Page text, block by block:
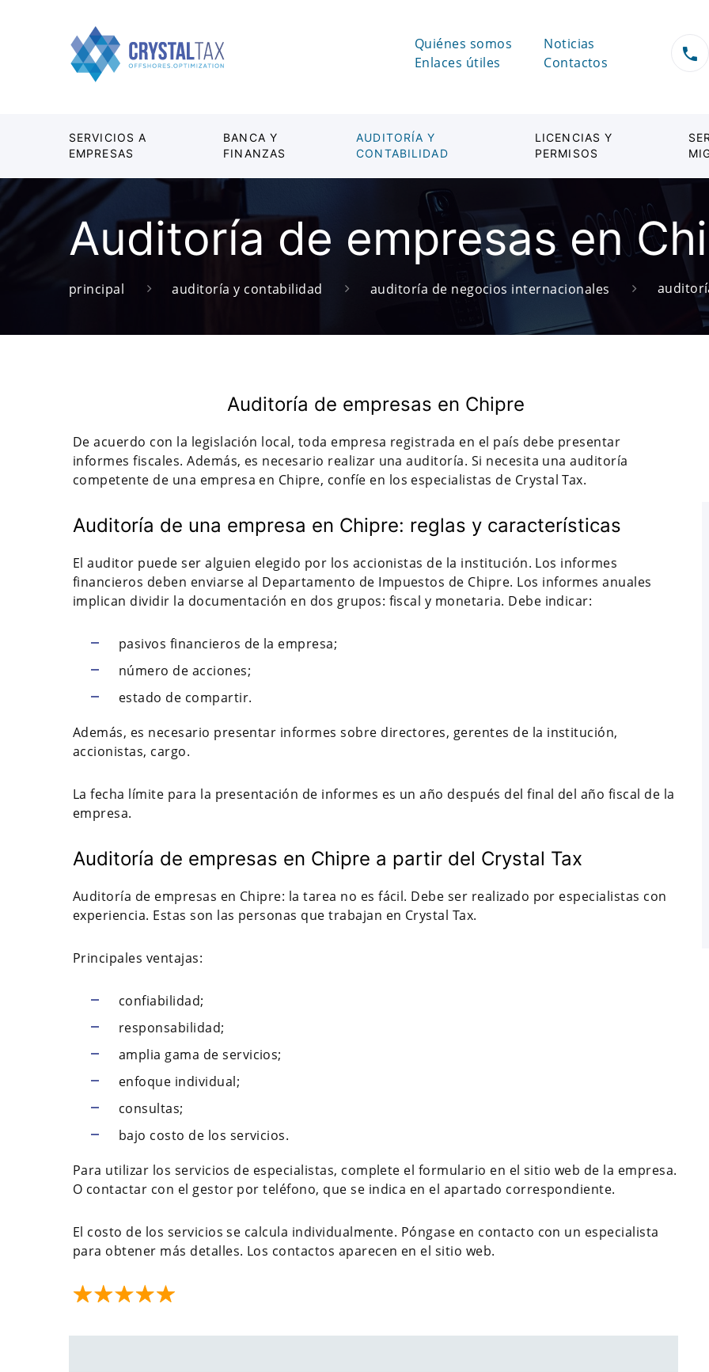
Quiénes somos
Enlaces útiles
Noticias
Contactos
SERVICIOS A
EMPRESAS
BANCA Y
FINANZAS
AUDITORÍA Y
CONTABILIDAD
LICENCIAS Y
PERMISOS
Auditoría de empresas en
principal auditoría y contabilidad auditoría de negocios internacionales
Auditoría de empresas en Chipre
De acuerdo con la legislación local, toda empresa registrada en el país debe presentar
informes fiscales. Además, es necesario realizar una auditoría. Si necesita una auditoría
competente de una empresa en Chipre, confíe en los especialistas de Crystal Tax.
Auditoría de una empresa en Chipre: reglas y características
El auditor puede ser alguien elegido por los accionistas de la institución. Los informes
financieros deben enviarse al Departamento de Impuestos de Chipre. Los informes anuales
implican dividir la documentación en dos grupos: fiscal y monetaria. Debe indicar:
pasivos financieros de la empresa;
número de acciones;
estado de compartir.
Además, es necesario presentar informes sobre directores, gerentes de la institución,
accionistas, cargo.
La fecha límite para la presentación de informes es un año después del final del año fiscal de la
empresa.
Auditoría de empresas en Chipre a partir del Crystal Tax
Auditoría de empresas en Chipre: la tarea no es fácil. Debe ser realizado por especialistas con
experiencia. Estas son las personas que trabajan en Crystal Tax.
Principales ventajas:
confiabilidad;
responsabilidad;
amplia gama de servicios;
enfoque individual;
consultas;
bajo costo de los servicios.
Para utilizar los servicios de especialistas, complete el formulario en el sitio web de la empresa.
O contactar con el gestor por teléfono, que se indica en el apartado correspondiente.
El costo de los servicios se calcula individualmente. Póngase en contacto con un especialista
para obtener más detalles. Los contactos aparecen en el sitio web.